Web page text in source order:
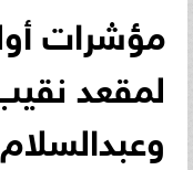
مؤشرات
لمقعد